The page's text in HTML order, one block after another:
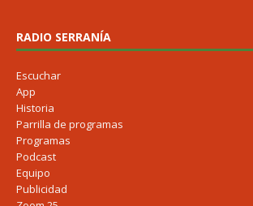
RADIO SERRANÍA
Escuchar
App
Historia
Parrilla de programas
Programas
Podcast
Equipo
Publicidad